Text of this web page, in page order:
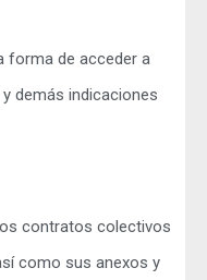
forma de acceder a
demás indicaciones
contratos colectivos
como sus anexos y